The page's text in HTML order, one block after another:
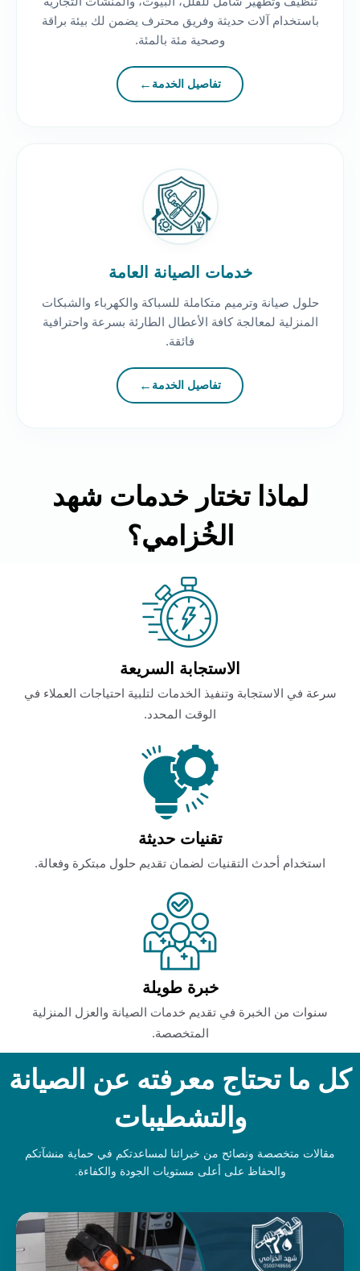
باستخدام آلات حديثة وفريق محترف يضمن لك بيئة براقة
وصحية مئة بالمئة.
تفاصيل الخدمة
خدمات الصيانة العامة
حلول صيانة وترميم متكاملة للسباكة والكهرباء والشبكات
المنزلية لمعالجة كافة الأعطال الطارئة بسرعة واحترافية
فائقة.
تفاصيل الخدمة
لماذا تختار خدمات شهد
الخُزامي؟
الاستجابة السريعة
سرعة في الاستجابة وتنفيذ الخدمات لتلبية احتياجات العملاء في
الوقت المحدد.
تقنيات حديثة
استخدام أحدث التقنيات لضمان تقديم حلول مبتكرة وفعالة.
خبرة طويلة
سنوات من الخبرة في تقديم خدمات الصيانة والعزل المنزلية
المتخصصة.
كل ما تحتاج معرفته عن الصيانة
والتشطيبات
مقالات متخصصة ونصائح من خبرائنا لمساعدتكم في حماية منشآتكم
والحفاظ على أعلى مستويات الجودة والكفاءة.